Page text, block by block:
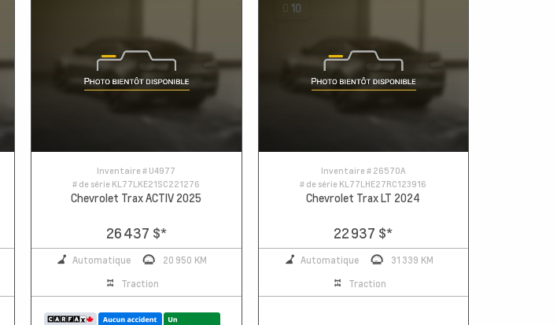
Inventaire # U4977
# de série KL77LKE21SC221276
Chevrolet Trax ACTIV 2025
26 437 $*
Automatique
20 950 KM
Traction
10
Inventaire # 26570A
# de série KL77LHE27RC123916
Chevrolet Trax LT 2024
22 937 $*
Automatique
31 339 KM
Traction